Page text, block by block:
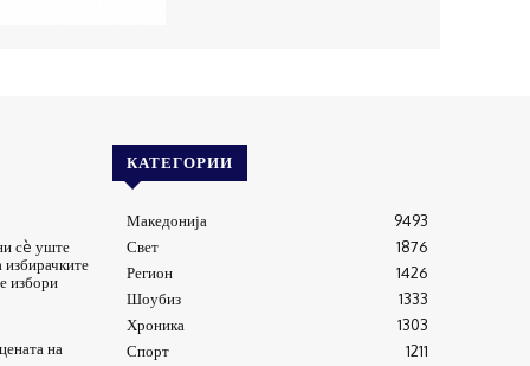
сè уште
избори
на
КАТЕГОРИИ
Македонија
9493
Свет
1876
Регион
1426
Шоубиз
1333
Хроника
1303
Спорт
1211